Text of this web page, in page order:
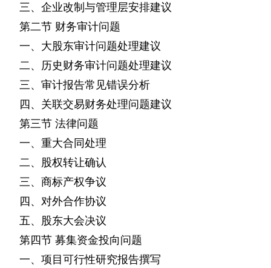
三、企业改制与管理层安排建议
第二节 财务审计问题
一、大股东审计问题处理建议
二、历史财务审计问题处理建议
三、审计报告常见错误分析
四、关联交易财务处理问题建议
第三节 法律问题
一、重大合同处理
二、股权转让确认
三、商标产权争议
四、对外合作协议
五、股东大会决议
第四节 募集资金投向问题
一、项目可行性研究报告撰写